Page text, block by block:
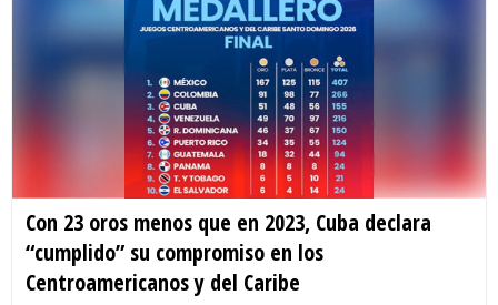
Con 23 oros menos que en 2023, Cuba declara
“cumplido” su compromiso en los
Centroamericanos y del Caribe